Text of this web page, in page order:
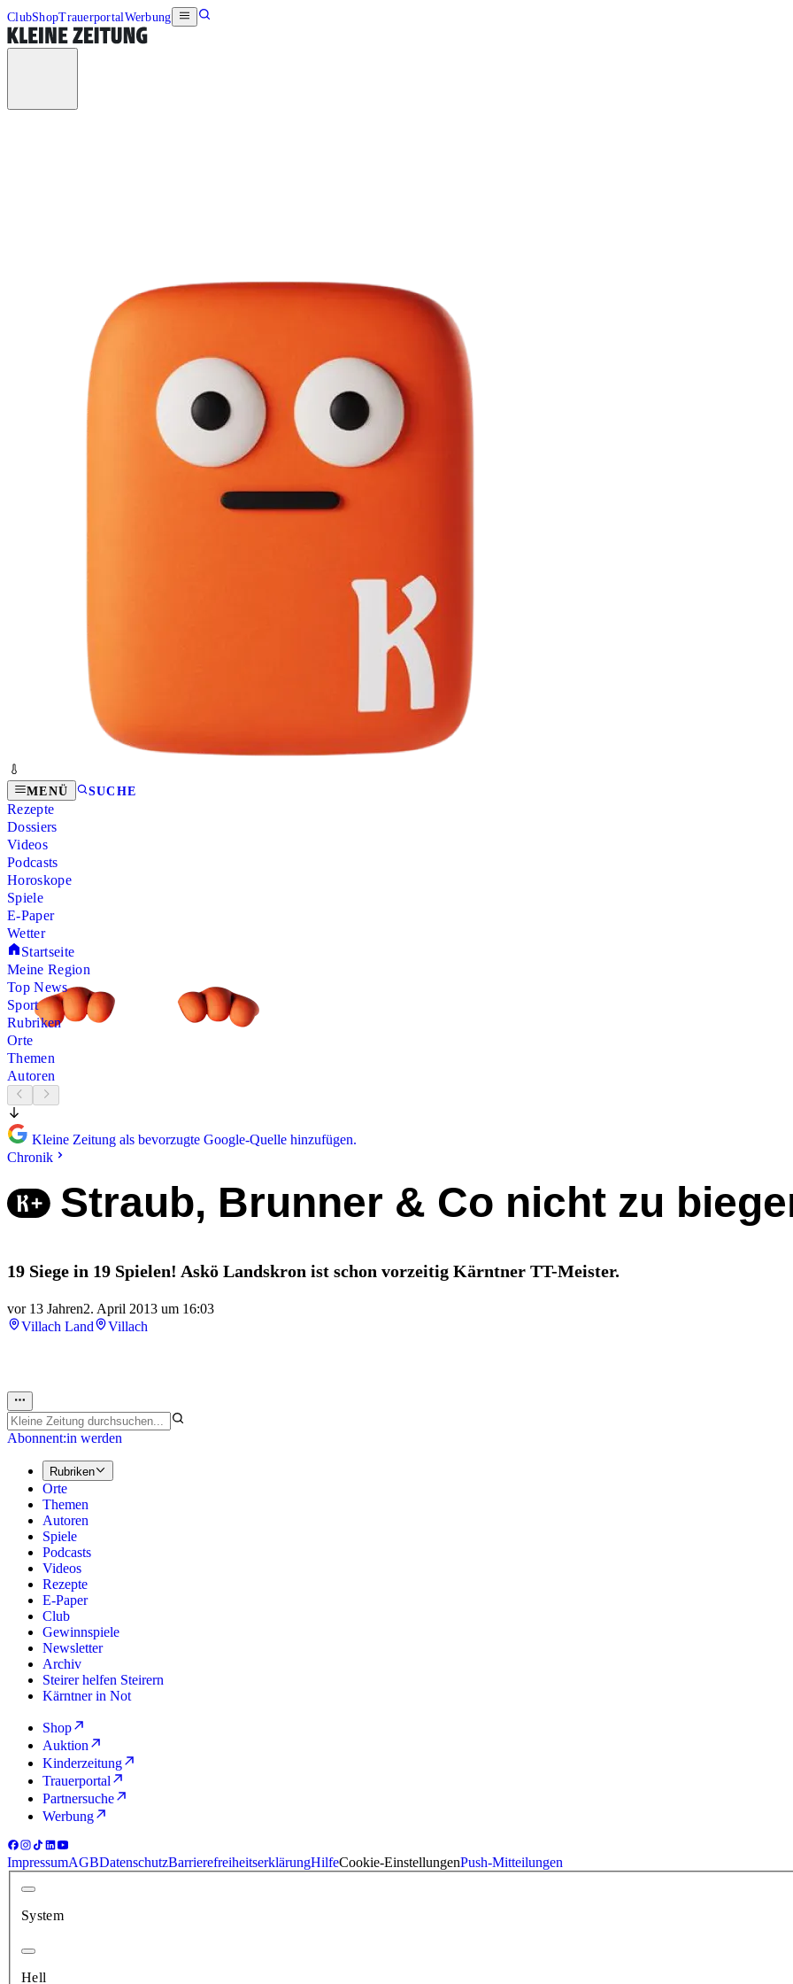
ClubShopTrauerportalWerbung
MENÜ SUCHE
Rezepte
Dossiers
Videos
Podcasts
Horoskope
Spiele
E-Paper
Wetter
Startseite
Meine Region
Top News
Sport
Rubriken
Orte
Themen
Autoren
Kleine Zeitung als bevorzugte Google-Quelle hinzufügen.
Chronik
Straub, Brunner & Co nicht zu
19 Siege in 19 Spielen! Askö Landskron ist schon vorzeitig Kärntner TT-Meister.
vor 13 Jahren2. April 2013 um 16:03
Villach Land
Villach
Abonnent:in werden
Rubriken
Orte
Themen
Autoren
Spiele
Podcasts
Videos
Rezepte
E-Paper
Club
Gewinnspiele
Newsletter
Archiv
Steirer helfen Steirern
Kärntner in Not
Shop
Auktion
Kinderzeitung
Trauerportal
Partnersuche
Werbung
ImpressumAGBDatenschutzBarrierefreiheitserklärungHilfeCookie-EinstellungenPush-Mitteilungen
System
Hell